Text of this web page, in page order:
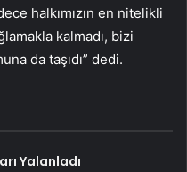
halkımızın en nitelikli
kalmadı, bizi
da taşıdı” dedi.
Yalanladı